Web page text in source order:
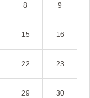
8 9
15 16
22 23
29 30